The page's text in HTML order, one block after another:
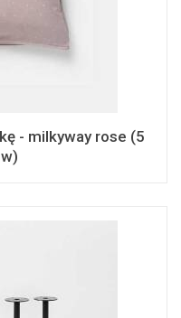
- milkyway rose (5